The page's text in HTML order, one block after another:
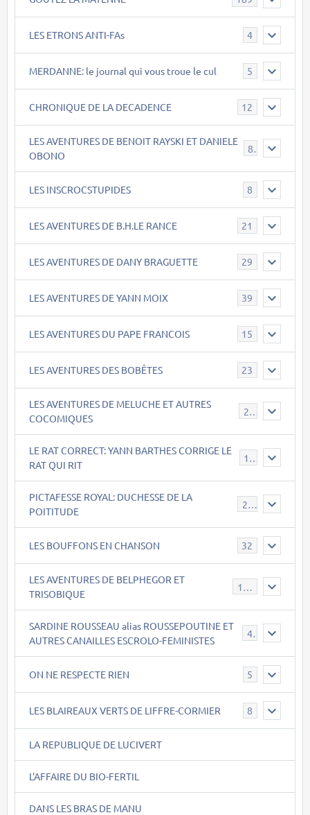
LES ETRONS ANTI-FAs 4
MERDANNE: le journal qui vous troue le cul 5
CHRONIQUE DE LA DECADENCE 12
LES AVENTURES DE BENOIT RAYSKI ET DANIELE
OBONO
8
LES INSCROCSTUPIDES 8
LES AVENTURES DE B.H.LE RANCE 21
LES AVENTURES DE DANY BRAGUETTE 29
LES AVENTURES DE YANN MOIX 39
LES AVENTURES DU PAPE FRANCOIS 15
LES AVENTURES DES BOBÊTES 23
LES AVENTURES DE MELUCHE ET AUTRES
COCOMIQUES
22
LE RAT CORRECT: YANN BARTHES CORRIGE LE
RAT QUI RIT
15
PICTAFESSE ROYAL: DUCHESSE DE LA
POITITUDE
23
LES BOUFFONS EN CHANSON 32
LES AVENTURES DE BELPHEGOR ET
TRISOBIQUE
147
SARDINE ROUSSEAU alias ROUSSEPOUTINE ET
AUTRES CANAILLES ESCROLO-FEMINISTES
40
ON NE RESPECTE RIEN 5
LES BLAIREAUX VERTS DE LIFFRE-CORMIER 8
LA REPUBLIQUE DE LUCIVERT
L'AFFAIRE DU BIO-FERTIL
DANS LES BRAS DE MANU